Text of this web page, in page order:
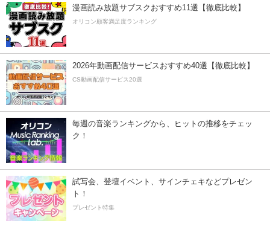
漫画読み放題サブスクおすすめ11選【徹底比較】
オリコン顧客満足度ランキング
2026年動画配信サービスおすすめ40選【徹底比較】
CS動画配信サービス20選
毎週の音楽ランキングから、ヒットの推移をチェッ
ク！
試写会、登壇イベント、サインチェキなどプレゼン
ト！
プレゼント特集